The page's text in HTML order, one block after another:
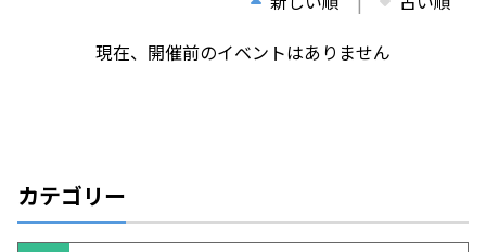
現在、開催前のイベントはありません
カテゴリー